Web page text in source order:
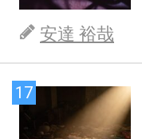
安達 裕哉
17